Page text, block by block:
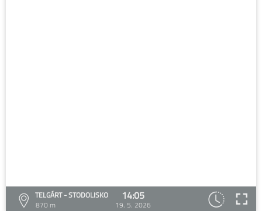
TELGÁRT - STODOLISKO
870 m
14:05
19. 5. 2026